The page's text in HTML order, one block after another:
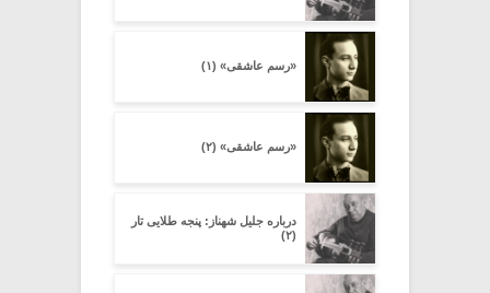
«رسم عاشقی» (۱)
«رسم عاشقی» (۲)
درباره جلیل شهناز: پنجه طلایى تار
(۲)